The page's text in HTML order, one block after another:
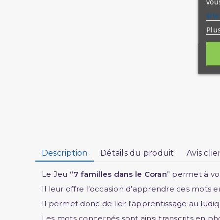
Description Détails du produit Avis
Le Jeu “7 familles dans le Coran” permet à
Il leur offre l'occasion d'apprendre ces mots
Il permet donc de lier l'apprentissage au